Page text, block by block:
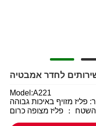
לחדר אמבטיה
Model:A221
פליז מזויף באיכות גבוהה
השטח ： פליז מצופה כרום